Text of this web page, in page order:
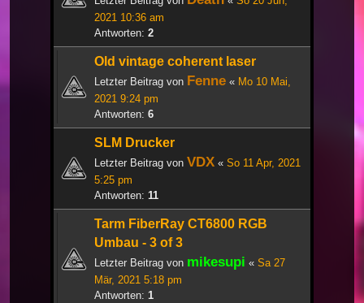
2021 10:36 am
Antworten: 2
Old vintage coherent laser
Letzter Beitrag von Fenne « Mo 10 Mai,
2021 9:24 pm
Antworten: 6
SLM Drucker
Letzter Beitrag von VDX « So 11 Apr, 2021
5:25 pm
Antworten: 11
Tarm FiberRay CT6800 RGB
Umbau - 3 of 3
Letzter Beitrag von mikesupi « Sa 27
Mär, 2021 5:18 pm
Antworten: 1